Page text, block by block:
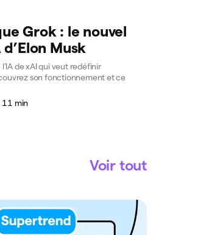
Grok : le nouvel
Musk
de xAI qui veut redéfinir
son fonctionnement et ce
11 min
Voir tout